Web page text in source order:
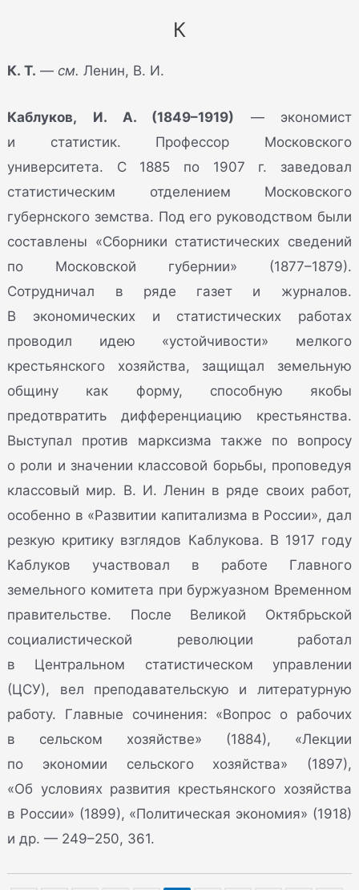
К
К. Т. —см. Ленин, В. И.
Каблуков, И. А. (1849–1919) — экономист
и статистик. Профессор Московского
университета. С 1885 по 1907 г. заведовал
статистическим отделением Московского
губернского земства. Под его руководством были
составлены «Сборники статистических сведений
по Московской губернии» (1877–1879).
Сотрудничал в ряде газет и журналов.
В экономических и статистических работах
проводил идею «устойчивости» мелкого
крестьянского хозяйства, защищал земельную
общину как форму, способную якобы
предотвратить дифференциацию крестьянства.
Выступал против марксизма также по вопросу
о роли и значении классовой борьбы, проповедуя
классовый мир. В. И. Ленин в ряде своих работ,
особенно в «Развитии капитализма в России», дал
резкую критику взглядов Каблукова. В 1917 году
Каблуков участвовал в работе Главного
земельного комитета при буржуазном Временном
правительстве. После Великой Октябрьской
социалистической революции работал
в Центральном статистическом управлении
(ЦСУ), вел преподавательскую и литературную
работу. Главные сочинения: «Вопрос о рабочих
в сельском хозяйстве» (1884), «Лекции
по экономии сельского хозяйства» (1897),
«Об условиях развития крестьянского хозяйства
в России» (1899), «Политическая экономия» (1918)
и др. — 249–250, 361.